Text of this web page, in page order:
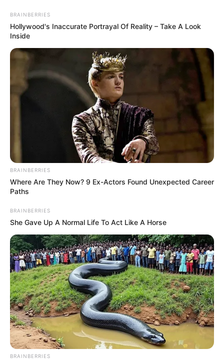
HOME
Home > Acs e ACE
Extinção de Cargos de Agente de Saúde e Auxiliar de Enfermagem na
Saúde Municipal
Projeto de Lei para Extinção de
Cargos de Agente de Saúde e
Auxiliar de Enfermagem na Saúde
Municipal
01:30 Acs e ACE,Notícia,Prefeitura
BRAINBERRIES
Hollywood's Inaccurate Portrayal Of Reality – Take A Look
Inside
BRAINBERRIES
Where Are They Now? 9 Ex-Actors Found Unexpected Career
Paths
BRAINBERRIES
She Gave Up A Normal Life To Act Like A Horse
BRAINBERRIES